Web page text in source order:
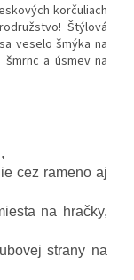
korčuliach
Štýlová
veselo šmýka na
a úsmev na
cez rameno aj
na hračky,
strany na